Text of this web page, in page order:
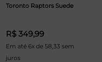
Toronto Raptors Suede
R$ 349,99
Em até 6x de 58,33 sem
juros